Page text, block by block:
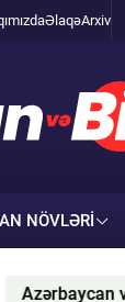
ƏlaqəArxiv
NÖVLƏRI
və İran